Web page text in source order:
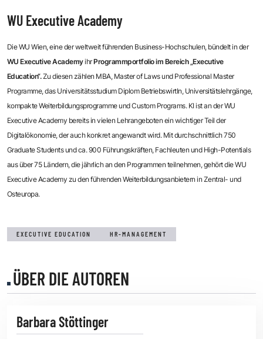
WU Executive Academy
Die WU Wien, eine der weltweit führenden Business-Hochschulen, bündelt in der
WU Executive AcademyihrProgrammportfolio im Bereich „Executive
Education“.Zu diesen zählen MBA, Master of Laws und Professional Master
Programme, das Universitätsstudium Diplom BetriebswirtIn, Universitätslehrgänge,
kompakte Weiterbildungsprogramme und Custom Programs. KI ist an der WU
Executive Academy bereits in vielen Lehrangeboten ein wichtiger Teil der
Digitalökonomie, der auch konkret angewandt wird. Mit durchschnittlich 750
Graduate Students und ca. 900 Führungskräften, Fachleuten und High-Potentials
aus über 75 Ländern, die jährlich an den Programmen teilnehmen, gehört die WU
Executive Academy zu den führenden Weiterbildungsanbietern in Zentral- und
Osteuropa.
EXECUTIVE EDUCATION HR-MANAGEMENT
ÜBER DIE AUTOREN
Barbara Stöttinger